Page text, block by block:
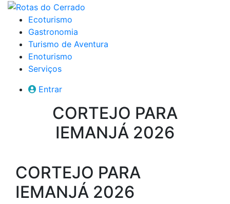
Ecoturismo
Gastronomia
Turismo de Aventura
Enoturismo
Serviços
Entrar
CORTEJO PARA
IEMANJÁ 2026
CORTEJO PARA
IEMANJÁ 2026